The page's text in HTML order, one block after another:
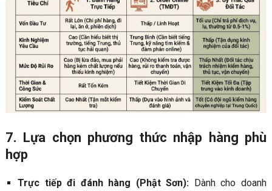
7. Lựa chọn phương thức nhập hàng phù
hợp
Trực tiếp đi đánh hàng (Phật Sơn): Dành cho doanh